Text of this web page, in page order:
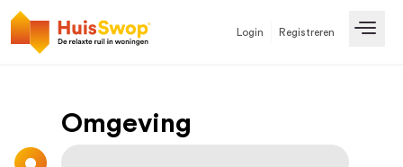
Login Registreren
Omgeving